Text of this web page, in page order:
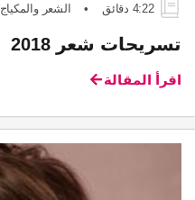
4:22 دقائق • الشعر والمكياج
تسريحات شعر 2018
اقرأ المقالة